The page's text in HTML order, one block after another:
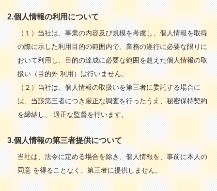
2.個人情報の利用について
（１）当社は、事業の内容及び規模を考慮し、個人情報を取得
の際に示した利用目的の範囲内で、業務の遂行に必要な限りに
おいて利用し、目的の達成に必要な範囲を超えた個人情報の取
扱い（目的外 利用）は行いません。
（２）当社は、個人情報の取扱いを第三者に委託する場合に
は、当該第三者につき厳正な調査を行ったうえ、秘密保持契約
を締結し、 適正な監督を行います。
3.個人情報の第三者提供について
当社は、法令に定める場合を除き、個人情報を、事前に本人の
同意 を得ることなく、第三者に提供しません。